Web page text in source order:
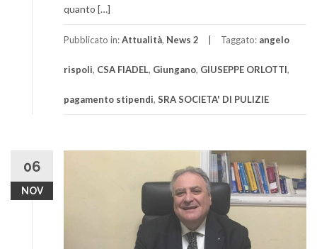
quanto […]
Pubblicato in:Attualità, News 2 Taggato: angelo
rispoli, CSA FIADEL, Giungano, GIUSEPPE ORLOTTI,
pagamento stipendi, SRA SOCIETA' DI PULIZIE
06
NOV